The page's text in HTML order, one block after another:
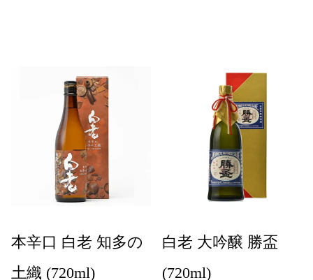
本辛口 白老 知多の
土織 (720ml)
白老 大吟醸 勝盃
(720ml)